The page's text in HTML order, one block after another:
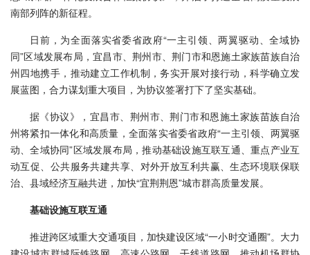
南部列阵的新征程。
日前，为全面落实省委省政府“一主引领、两翼驱动、全域协
同”区域发展布局，宜昌市、荆州市、荆门市和恩施土家族苗族自治
州四地携手，推动建立工作机制，务实开展对接行动，科学确立发
展蓝图，合力谋划重大项目，为协议签署打下了坚实基础。
据《协议》，宜昌市、荆州市、荆门市和恩施土家族苗族自治
州将紧扣一体化和高质量，全面落实省委省政府“一主引领、两翼驱
动、全域协同”区域发展布局，推动基础设施互联互通、重点产业互
动互促、公共服务共建共享、对外开放互利共赢、生态环境联保联
治、县域经济互融共进，加快“宜荆荆恩”城市群高质量发展。
基础设施互联互通
推进跨区域重大交通项目，加快建设区域“一小时交通圈”。大力